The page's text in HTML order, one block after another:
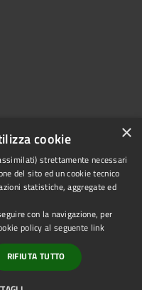
di Ciampino
Powered byMunicipium
• Accesso redazione
×
cookie
strettamente necessari
del sito ed un cookie tecnico
statistiche, aggregate ed
con la navigazione, per
policy al seguente link
RIFIUTA TUTTO